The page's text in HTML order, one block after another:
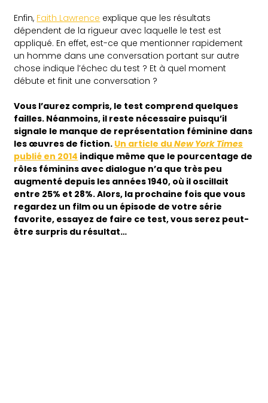
Enfin, Faith Lawrence explique que les résultats
dépendent de la rigueur avec laquelle le test est
appliqué. En effet, est-ce que mentionner rapidement
un homme dans une conversation portant sur autre
chose indique l’échec du test ? Et à quel moment
débute et finit une conversation ?
Vous l’aurez compris, le test comprend quelques
failles. Néanmoins, il reste nécessaire puisqu’il
signale le manque de représentation féminine dans
les œuvres de fiction. Un article duNew York Times
publié en 2014 indique même que le pourcentage de
rôles féminins avec dialogue n’a que très peu
augmenté depuis les années 1940, où il oscillait
entre 25% et 28%. Alors, la prochaine fois que vous
regardez un film ou un épisode de votre série
favorite, essayez de faire ce test, vous serez peut-
être surpris du résultat…